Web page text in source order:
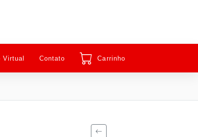
Virtual Contato Carrinho